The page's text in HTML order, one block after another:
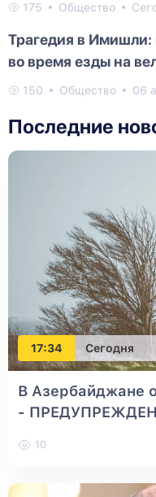
175 Общество
Трагедия в Имишли:
во время езды на
150 Общество 06
Последние
17:34 Сегодня
В Азербайджане
-
10